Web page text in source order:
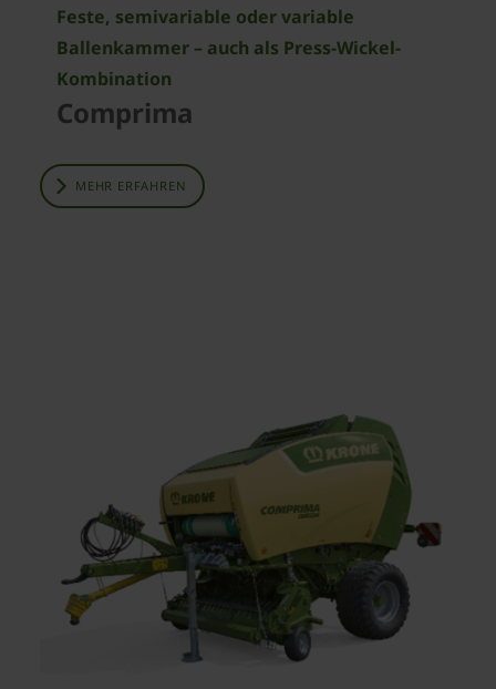
Feste, semivariable oder variable
Ballenkammer – auch als Press-Wickel-
Kombination
Comprima
MEHR ERFAHREN